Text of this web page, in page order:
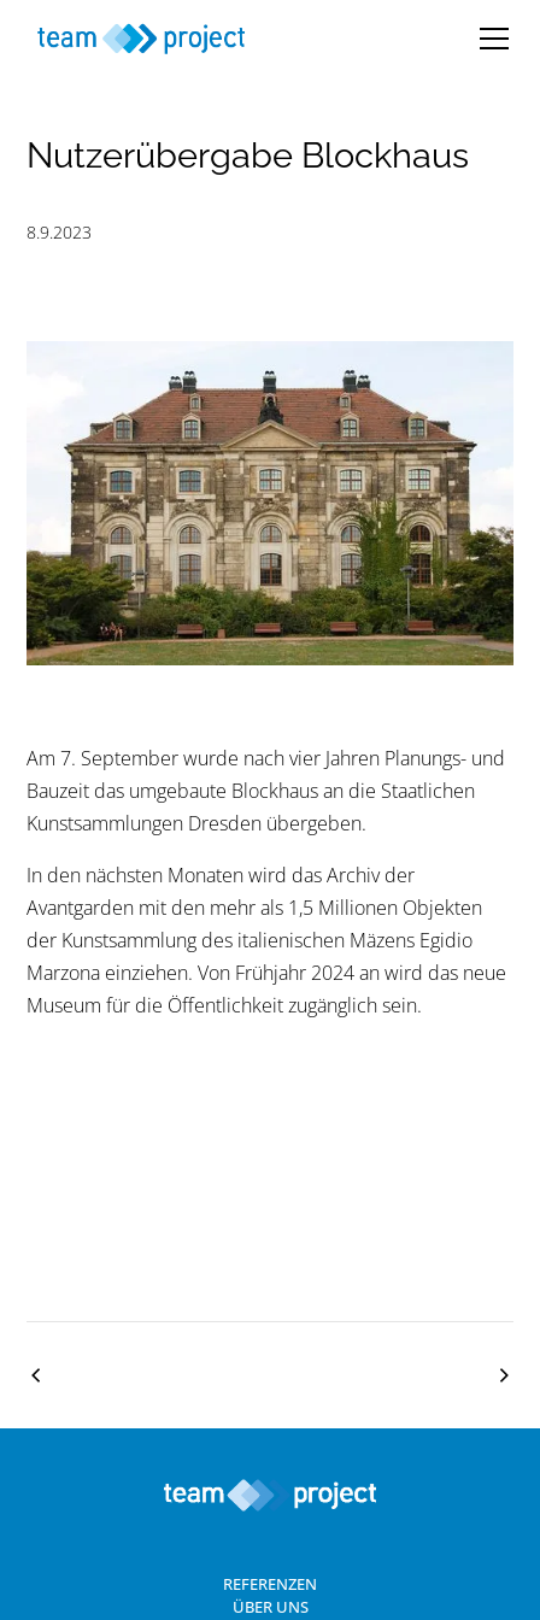
Nutzerübergabe Blockhaus
8.9.2023
Am 7. September wurde nach vier Jahren Planungs- und
Bauzeit das umgebaute Blockhaus an die Staatlichen
Kunstsammlungen Dresden übergeben.
In den nächsten Monaten wird das Archiv der
Avantgarden mit den mehr als 1,5 Millionen Objekten
der Kunstsammlung des italienischen Mäzens Egidio
Marzona einziehen. Von Frühjahr 2024 an wird das neue
Museum für die Öffentlichkeit zugänglich sein.
REFERENZEN
ÜBER UNS